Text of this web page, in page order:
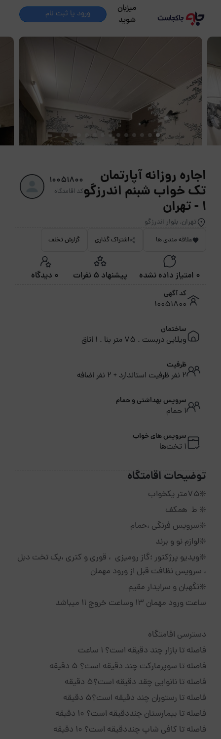
میزبان
شوید
ورود یا ثبت نام
اجاره روزانه آپارتمان
تک خواب شبنم اندرزگو
۱ - تهران
تهران, بلوار اندرزگو
10051800
کد اقامتگاه
علاقه مندی ها اشتراک گذاری گزارش تخلف
0 امتیاز داده نشده پیشنهاد 5 نفرات 0 دیدگاه
کد آگهی
10051800
ساختمان
ویلایی دربست . 75 متر بنا . 1 اتاق
ظرفیت
2 نفر ظرفیت استاندارد + 2 نفر اضافه
سرویس بهداشتی و حمام
1 حمام
سرویس های خواب
1 تخت‌ها
توضیحات اقامتگاه
❇️۷۵متر یکخواب
❇️ ط همکف
❇️سرویس فرنگی ،حمام
❇️لوازم نو و برند
❇️ویدیو پرژکتور ؛گاز رومیزی ، قوری و کتری ،یک تخت دبل
، سرویس نظافت قبل از ورود مهمان
❇️نگهبان و سرایدار مقیم
ساعت ورود مهمان 13 وساعت خروج 11 میباشد
دسترسی اقامتگاه
فاصله تا بازار چند دقیقه است؟ 1 ساعت
فاصله تا سوپرمارکت چند دقیقه است؟ 5 دقیقه
فاصله تا نانوایی چقد دقیقه است؟5 دقیقه
فاصله تا رستوران چند دقیقه است؟5 دقیقه
فاصله تا بیمارستان چنددقیقه است؟ 10 دقیقه
فاصله تا کافی شاپ چنددقیقه است؟ 10 دقیقه